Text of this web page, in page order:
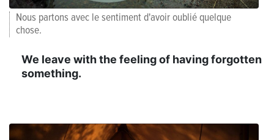
Nous partons avec le sentiment d'avoir oublié quelque
chose.
We leave with the feeling of having forgotten
something.